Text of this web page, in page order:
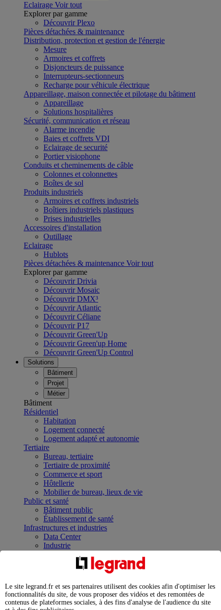
Eclairage Voir tout
Explorer par gamme
Découvrir Plexo
Pièces détachées & maintenance
Distribution, protection et gestion de l'énergie
Mesure
Armoires et coffrets
Disjoncteurs de puissance
Interrupteurs-sectionneurs
Recharge pour véhicule électrique
Appareillage, maison connectée et pilotage du bâtiment
Appareillage
Solutions hospitalières
Sécurité, communication et réseau
Alarme incendie
Baies et coffrets VDI
Eclairage de securité
Portier visiophone
Conduits et cheminements de câble
Colonnes et colonnettes
Boîtes de sol
Produits industriels
Armoires et coffrets industriels
Boîtiers industriels plastiques
Prises industrielles
Accessoires d'installation
Outillage
Eclairage
Hublots
Pièces détachées & maintenance Voir tout
Explorer par gamme
Découvrir Drivia
Découvrir Mosaic
Découvrir DMX³
Découvrir Atlantic
Découvrir Céliane
Découvrir P17
Découvrir Green'Up
Découvrir Green'up Home
Découvrir Green'Up Control
Solutions
Bâtiment
Projet
Métier
Bâtiment
Résidentiel
Habitation
Logement connecté
Logement adapté et autonomie
Tertiaire
Bureau, tertiaire
Tertiaire de proximité
Commerce et sport
Hôtellerie
Mobilier de bureau, lieux de vie
Public et santé
Bâtiment public
Établissement de santé
Infrastructures et industries
Data Center
Industrie
Infrastructures
Contrôler et planifier le fonctionnement des appareils
Répartir et optimiser son tableau électrique
Legrand Data Center Solutions : concentrer les
expertises au service de vos performances
Le site legrand.fr et ses partenaires utilisent des cookies afin d'optimiser les
fonctionnalités du site, de vous proposer des vidéos et des remontées de
contenus de plateformes sociales, à des fins d'analyse de l'audience du site